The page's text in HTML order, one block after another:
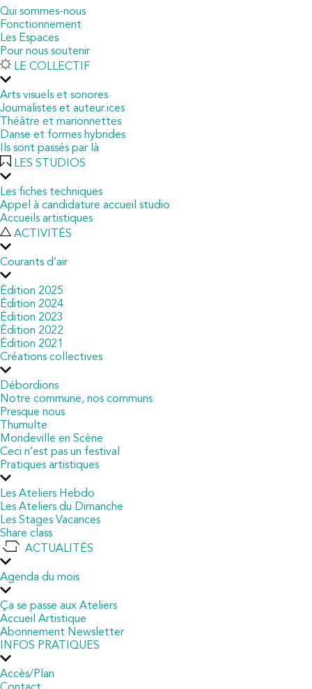
Qui sommes-nous
Fonctionnement
Les Espaces
Pour nous soutenir
LE COLLECTIF
Arts visuels et sonores
Journalistes et auteur.ices
Théâtre et marionnettes
Danse et formes hybrides
Ils sont passés par là
LES STUDIOS
Les fiches techniques
Appel à candidature accueil studio
Accueils artistiques
ACTIVITÉS
Courants d’air
Édition 2025
Édition 2024
Édition 2023
Édition 2022
Édition 2021
Créations collectives
Débordions
Notre commune, nos communs
Presque nous
Thumulte
Mondeville en Scène
Ceci n’est pas un festival
Pratiques artistiques
Les Ateliers Hebdo
Les Ateliers du Dimanche
Les Stages Vacances
Share class
ACTUALITÉS
Agenda du mois
Ça se passe aux Ateliers
Accueil Artistique
Abonnement Newsletter
INFOS PRATIQUES
Accès/Plan